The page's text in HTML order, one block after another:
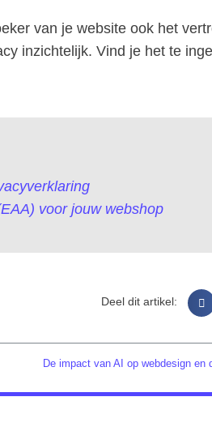
van je website ook het
inzichtelijk. Vind je het te
voor jouw webshop
Deel dit artikel:
De impact van AI op webdesign en